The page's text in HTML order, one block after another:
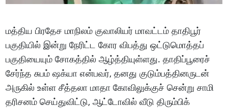
மத்திய பிரதேச மாநிலம் குவாலியர் மாவட்டம் தாதிபூர்
பகுதியில் இன்று நேரிட்ட கோர விபத்து ஒட்டுமொத்தப்
பகுதியையும் சோகத்தில் ஆழ்த்தியுள்ளது. தாதிப்பூரைச்
சேர்ந்த சுபம் ஷக்யா என்பவர், தனது குடும்பத்தினருடன்
அருகில் உள்ள சீத்தலா மாதா கோவிலுக்குச் சென்று சாமி
தரிசனம் செய்துவிட்டு, ஆட்டோவில் வீடு திரும்பிக்